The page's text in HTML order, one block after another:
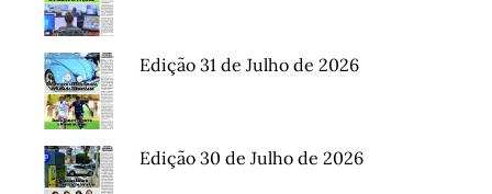
Edição 31 de Julho de 2026
Edição 30 de Julho de 2026